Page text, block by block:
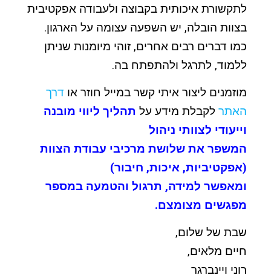
לתקשורת איכותית בקבוצה ולעבודה אפקטיבית
בצוות הובלה, יש השפעה עצומה על הארגון.
כמו דברים רבים אחרים, זוהי מיומנות שניתן
ללמוד, לתרגל ולהתפתח בה.
מוזמנים ליצור איתי קשר במייל חוזר או דרך
האתר לקבלת מידע על תהליך ליווי מובנה
וייעודי לצוותי ניהול
המשפר את שלושת מרכיבי עבודת הצוות
(אפקטיביות, איכות, חיבור)
ומאפשר למידה, תרגול והטמעה במספר
מפגשים מצומצם.
שבת של שלום,
חיים מלאים,
רוני ויינברגר